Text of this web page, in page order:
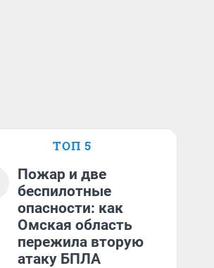
ТОП 5
Пожар и две
беспилотные
опасности: как
Омская область
пережила вторую
атаку БПЛА